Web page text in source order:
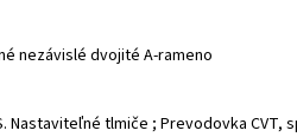
nezávislé dvojité A-rameno
Nastaviteľné tlmiče ; Prevodovka CVT,